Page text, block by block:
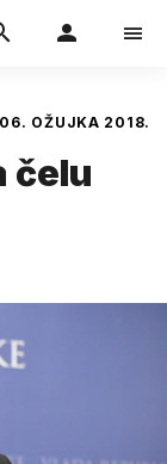
06. OŽUJKA 2018.
čelu